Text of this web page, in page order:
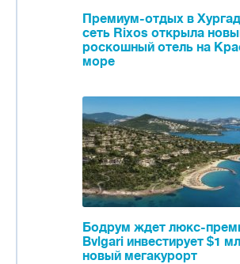
Премиум-отдых в
сеть Rixos открыла
роскошный отель на
море
Бодрум ждет люкс-
Bvlgari инвестирует $1
новый мегакурорт